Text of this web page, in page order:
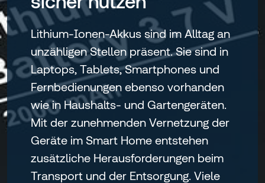
Lithium-Ionen-Akkus sind im Alltag an
unzähligen Stellen präsent. Sie sind in
Laptops, Tablets, Smartphones und
Fernbedienungen ebenso vorhanden
wie in Haushalts- und Gartengeräten.
Mit der zunehmenden Vernetzung der
Geräte im Smart Home entstehen
zusätzliche Herausforderungen beim
Transport und der Entsorgung. Viele